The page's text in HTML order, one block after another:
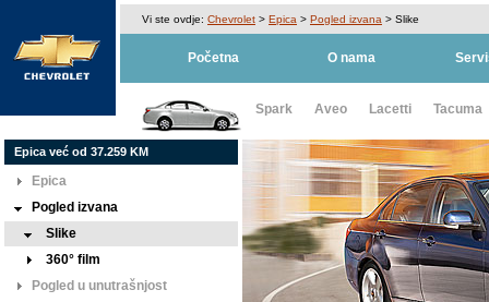
Vi ste ovdje: Chevrolet > Epica > Pogled izvana > Slike
Početna O nama
Spark Aveo Lacetti Tacuma
Epica već od 37.259 KM
Epica
Pogled izvana
Slike
360° film
Pogled u unutrašnjost